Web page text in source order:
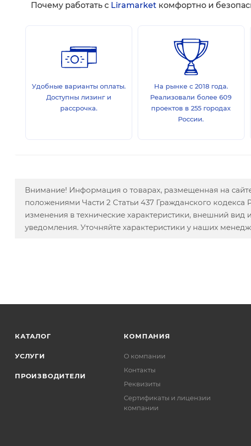
Почему работать с Liramarket комфортно и
Удобные варианты оплаты.
Доступны лизинг и
рассрочка.
На рынке с 2018 года.
Реализовали более 609
проектов в 255 городах
России.
Внимание! Информация о товарах, размещенная на
положениями Части 2 Статьи 437 Гражданского
изменения в технические характеристики, внешний
уведомления. Уточняйте характеристики у наших
КАТАЛОГ
УСЛУГИ
ПРОИЗВОДИТЕЛИ
КОМПАНИЯ
О компании
Контакты
Реквизиты
Сертификаты и лицензии
компании